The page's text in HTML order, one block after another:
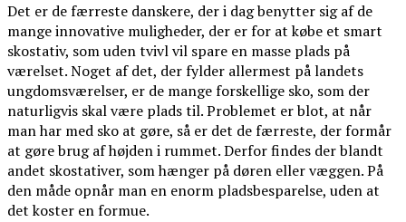
Det er de færreste danskere, der i dag benytter sig af de
mange innovative muligheder, der er for at købe et smart
skostativ, som uden tvivl vil spare en masse plads på
værelset. Noget af det, der fylder allermest på landets
ungdomsværelser, er de mange forskellige sko, som der
naturligvis skal være plads til. Problemet er blot, at når
man har med sko at gøre, så er det de færreste, der formår
at gøre brug af højden i rummet. Derfor findes der blandt
andet skostativer, som hænger på døren eller væggen. På
den måde opnår man en enorm pladsbesparelse, uden at
det koster en formue.